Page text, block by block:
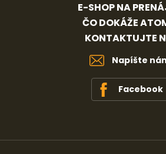
E-SHOP NA
ČO DOKÁŽE
KONTAKTUJTE
Napíšte
Facebook